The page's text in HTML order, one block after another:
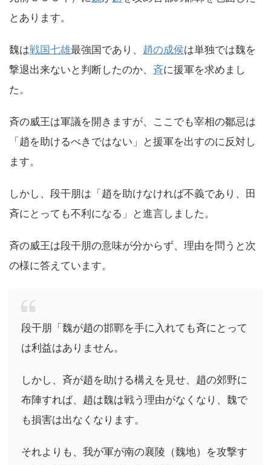
とあります。
魏は戦国七雄最強国であり、 趙の成侯は単独では魏を
撃退出来ないと判断したのか、 斉に援軍を求めまし
た。
斉の威王は軍議を開きますが、ここでも宰相の鄒忌は
「趙を助けるべきではない」と援軍を出すのに反対し
ます。
しかし、段干朋は「趙を助けなければ不義であり、田
斉にとっても不利になる」と進言しました。
斉の威王は段干朋の意味が分からず、理由を問うと次
の様に答えています。
段干朋「魏が趙の邯鄲を手に入れても斉にとって
は利益はありません。
しかし、斉が趙を助ける構えを見せ、趙の郊野に
布陣すれば、趙は魏は戦う理由がなくなり、魏で
も損害は出なくなります。
それよりも、我が軍が南の襄陵（魏地）を攻撃す